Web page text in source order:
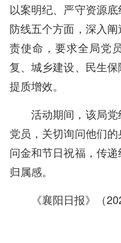
以案明纪、严守资源
防线五个方面，深入
责使命，要求全局党
复、城乡建设、民生
提质增效。
活动期间，该局
党员，关切询问他们
问金和节日祝福，传
归属感。
《襄阳日报》（